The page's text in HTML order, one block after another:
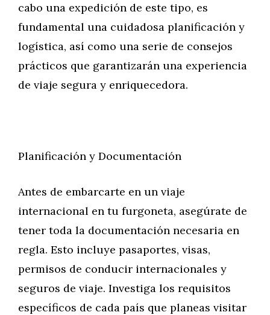
cabo una expedición de este tipo, es
fundamental una cuidadosa planificación y
logística, así como una serie de consejos
prácticos que garantizarán una experiencia
de viaje segura y enriquecedora.
Planificación y Documentación
Antes de embarcarte en un viaje
internacional en tu furgoneta, asegúrate de
tener toda la documentación necesaria en
regla. Esto incluye pasaportes, visas,
permisos de conducir internacionales y
seguros de viaje. Investiga los requisitos
específicos de cada país que planeas visitar